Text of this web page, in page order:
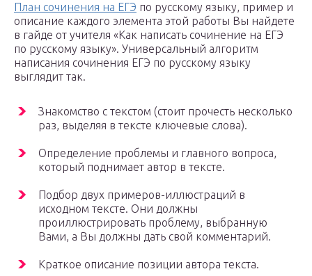
План сочинения на ЕГЭ по русскому языку, пример и
описание каждого элемента этой работы Вы найдете
в гайде от учителя «Как написать сочинение на ЕГЭ
по русскому языку». Универсальный алгоритм
написания сочинения ЕГЭ по русскому языку
выглядит так.
Знакомство с текстом (стоит прочесть несколько
раз, выделяя в тексте ключевые слова).
Определение проблемы и главного вопроса,
который поднимает автор в тексте.
Подбор двух примеров-иллюстраций в
исходном тексте. Они должны
проиллюстрировать проблему, выбранную
Вами, а Вы должны дать свой комментарий.
Краткое описание позиции автора текста.